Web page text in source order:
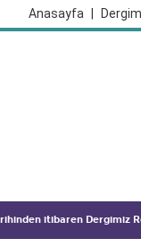
Anasayfa
itibaren Dergimiz